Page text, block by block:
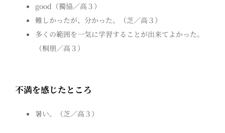
good（獨協／高３）
難しかったが、分かった。（芝／高３）
多くの範囲を一気に学習することが出来てよかった。
（桐朋／高３）
不満を感じたところ
暑い。（芝／高３）